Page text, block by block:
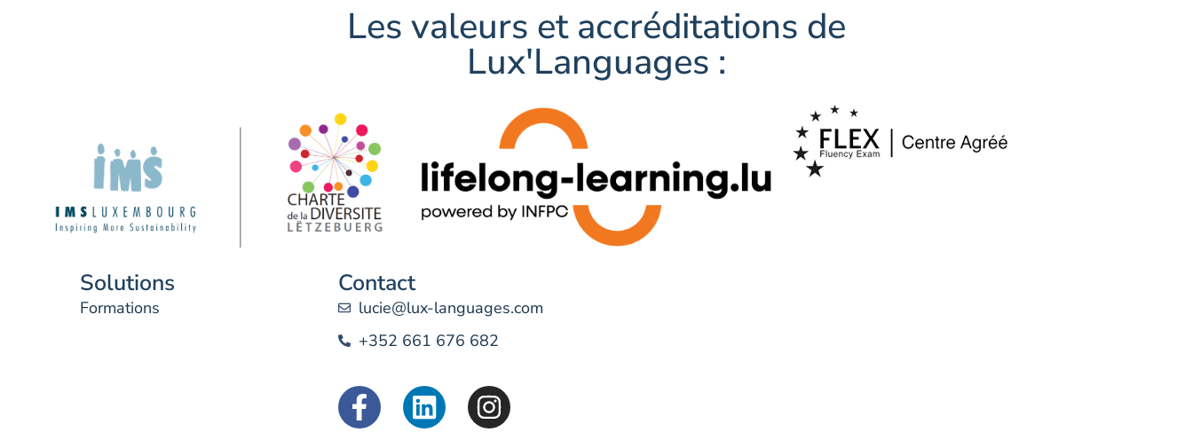
Les valeurs et accréditations de
Lux'Languages :
Solutions
Formations
Contact
lucie@lux-languages.com
+352 661 676 682